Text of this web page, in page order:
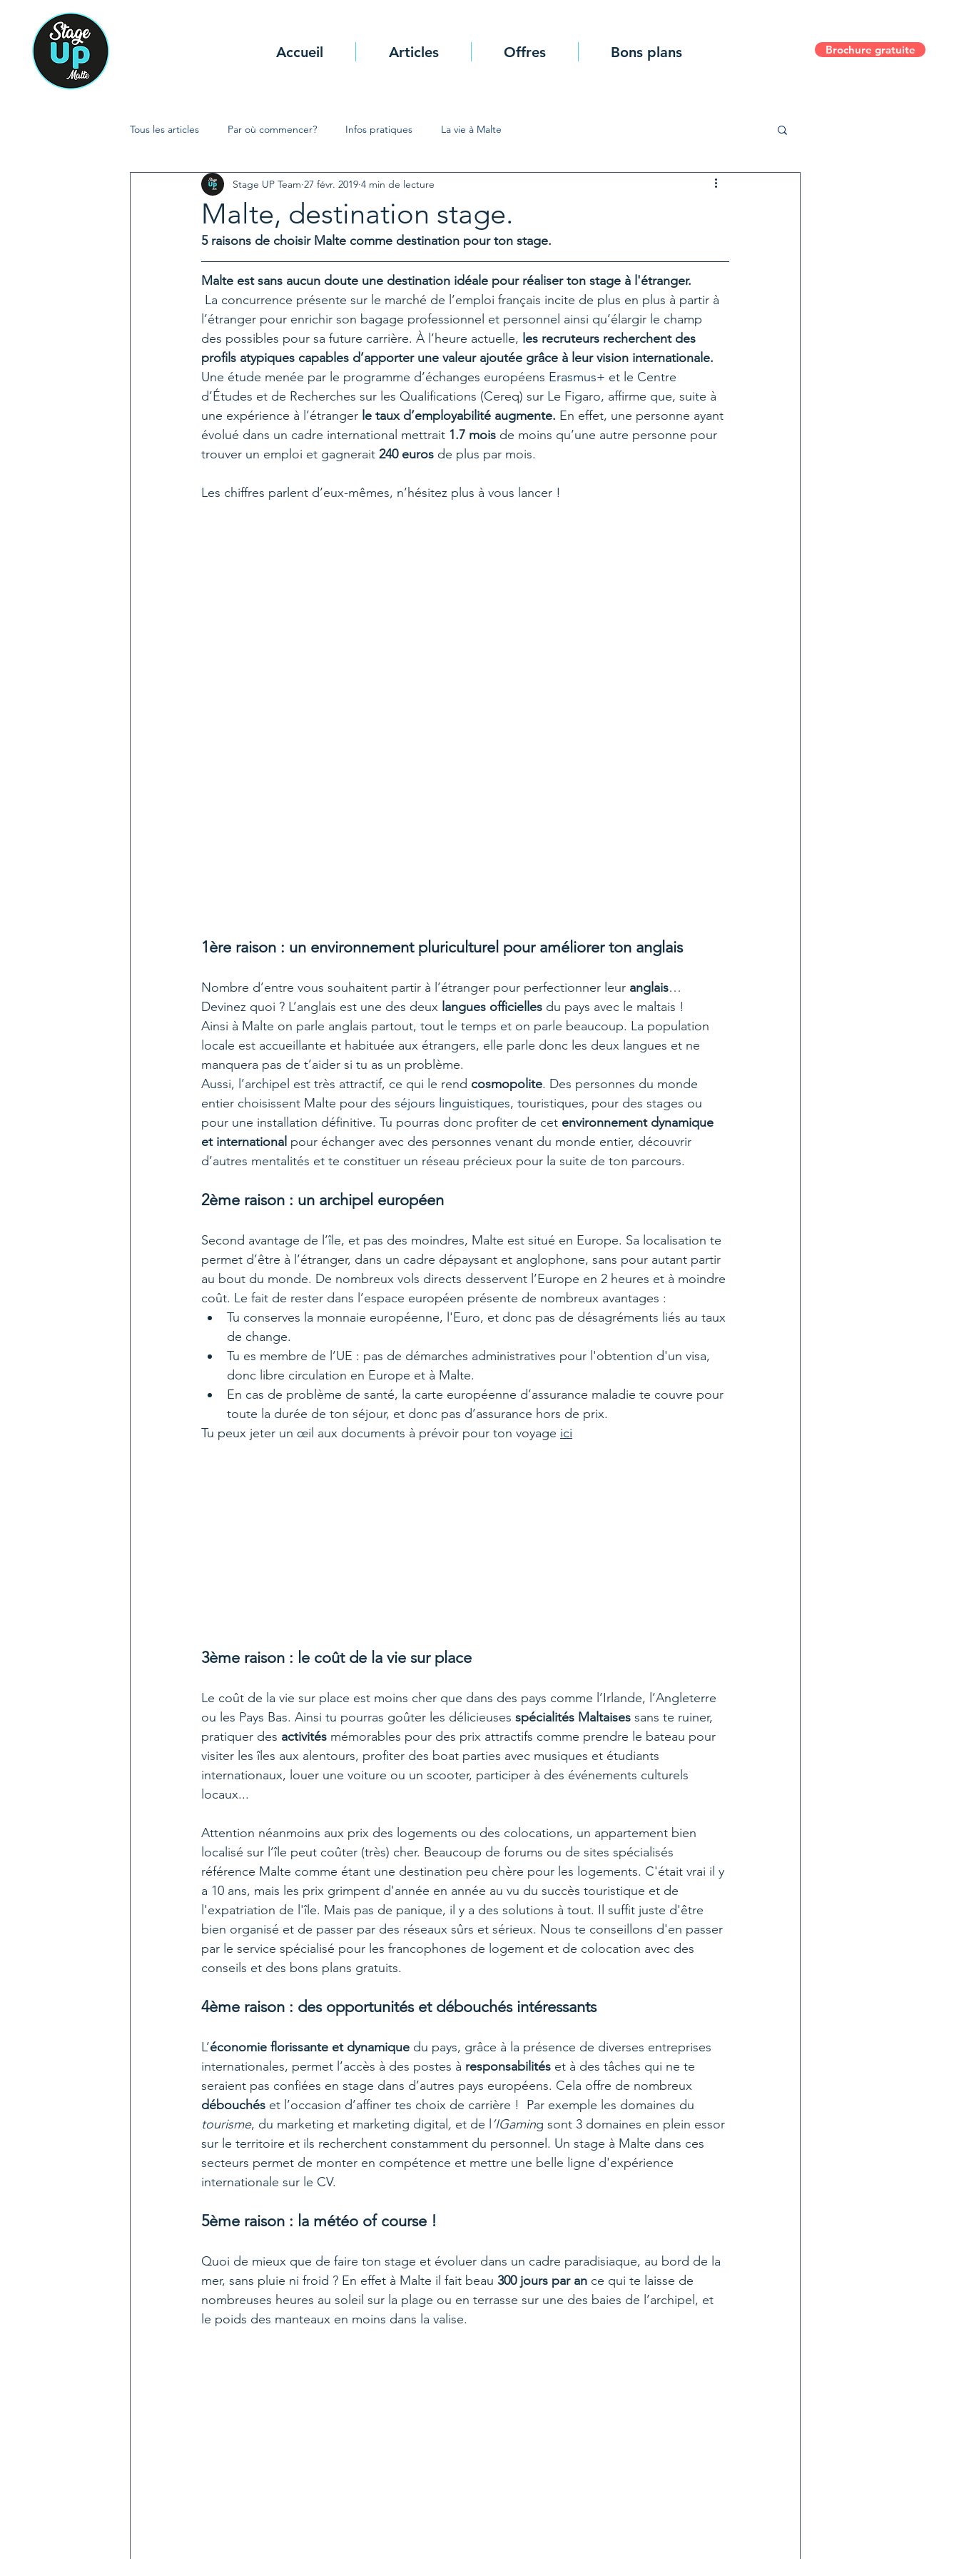
Accueil Articles Offres Bons plans Brochure gratuite
Tous les articles Par où commencer? Infos pratiques La vie à Malte
Malte, destination stage.
Stage UP Team 27 févr. 2019 4 min de lecture
5 raisons de choisir Malte comme destination pour ton stage.
Malte est sans aucun doute une destination idéale pour réaliser ton stage à l'étranger.
l’étranger pour enrichir son bagage professionnel et personnel ainsi qu’élargir le champ
des possibles pour sa future carrière. À l’heure actuelle, les recruteurs recherchent des
profils atypiques capables d’apporter une valeur ajoutée grâce à leur vision internationale.
Une étude menée par le programme d’échanges européens Erasmus+ et le Centre
d’Études et de Recherches sur les Qualifications (Cereq) sur Le Figaro, affirme que, suite à
une expérience à l’étranger le taux d’employabilité augmente. En effet, une personne ayant
évolué dans un cadre international mettrait 1.7 mois de moins qu’une autre personne pour
trouver un emploi et gagnerait 240 euros de plus par mois.
Les chiffres parlent d’eux-mêmes, n’hésitez plus à vous lancer !
1ère raison : un environnement pluriculturel pour améliorer ton anglais
Nombre d’entre vous souhaitent partir à l’étranger pour perfectionner leur anglais…
Devinez quoi ? L’anglais est une des deux langues officielles du pays avec le maltais !
Ainsi à Malte on parle anglais partout, tout le temps et on parle beaucoup. La population
locale est accueillante et habituée aux étrangers, elle parle donc les deux langues et ne
manquera pas de t’aider si tu as un problème.
Aussi, l’archipel est très attractif, ce qui le rend cosmopolite. Des personnes du monde
entier choisissent Malte pour des séjours linguistiques, touristiques, pour des stages ou
pour une installation définitive. Tu pourras donc profiter de cet environnement dynamique
et international pour échanger avec des personnes venant du monde entier, découvrir
d’autres mentalités et te constituer un réseau précieux pour la suite de ton parcours.
2ème raison : un archipel européen
Second avantage de l’île, et pas des moindres, Malte est situé en Europe. Sa localisation te
permet d’être à l’étranger, dans un cadre dépaysant et anglophone, sans pour autant partir
au bout du monde. De nombreux vols directs desservent l’Europe en 2 heures et à moindre
coût. Le fait de rester dans l’espace européen présente de nombreux avantages :
Tu conserves la monnaie européenne, l'Euro, et donc pas de désagréments liés au taux
de change.
Tu es membre de l’UE : pas de démarches administratives pour l'obtention d'un visa,
donc libre circulation en Europe et à Malte.
En cas de problème de santé, la carte européenne d’assurance maladie te couvre pour
toute la durée de ton séjour, et donc pas d’assurance hors de prix.
Tu peux jeter un œil aux documents à prévoir pour ton voyage ici
3ème raison : le coût de la vie sur place
Le coût de la vie sur place est moins cher que dans des pays comme l’Irlande, l’Angleterre
ou les Pays Bas. Ainsi tu pourras goûter les délicieuses spécialités Maltaises sans te ruiner,
pratiquer des activités mémorables pour des prix attractifs comme prendre le bateau pour
visiter les îles aux alentours, profiter des boat parties avec musiques et étudiants
internationaux, louer une voiture ou un scooter, participer à des événements culturels
locaux...
Attention néanmoins aux prix des logements ou des colocations, un appartement bien
localisé sur l’île peut coûter (très) cher. Beaucoup de forums ou de sites spécialisés
référence Malte comme étant une destination peu chère pour les logements. C'était vrai il y
a 10 ans, mais les prix grimpent d'année en année au vu du succès touristique et de
l'expatriation de l'île. Mais pas de panique, il y a des solutions à tout. Il suffit juste d'être
bien organisé et de passer par des réseaux sûrs et sérieux. Nous te conseillons d'en passer
par le service spécialisé pour les francophones de logement et de colocation avec des
conseils et des bons plans gratuits.
4ème raison : des opportunités et débouchés intéressants
L’économie florissante et dynamique du pays, grâce à la présence de diverses entreprises
internationales, permet l’accès à des postes à responsabilités et à des tâches qui ne te
seraient pas confiées en stage dans d’autres pays européens. Cela offre de nombreux
débouchés et l’occasion d’affiner tes choix de carrière !  Par exemple les domaines du
tourisme, du marketing et marketing digital , et de l ’IGaming sont 3 domaines en plein essor
sur le territoire et ils recherchent constamment du personnel. Un stage à Malte dans ces
secteurs permet de monter en compétence et mettre une belle ligne d'expérience
internationale sur le CV.
5ème raison : la météo of course !
Quoi de mieux que de faire ton stage et évoluer dans un cadre paradisiaque, au bord de la
mer, sans pluie ni froid ? En effet à Malte il fait beau 300 jours par an ce qui te laisse de
nombreuses heures au soleil sur la plage ou en terrasse sur une des baies de l’archipel, et
le poids des manteaux en moins dans la valise.